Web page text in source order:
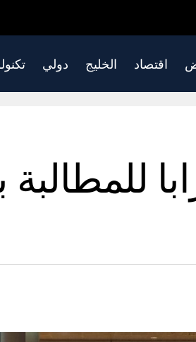
اقتصاد الخليج دولي